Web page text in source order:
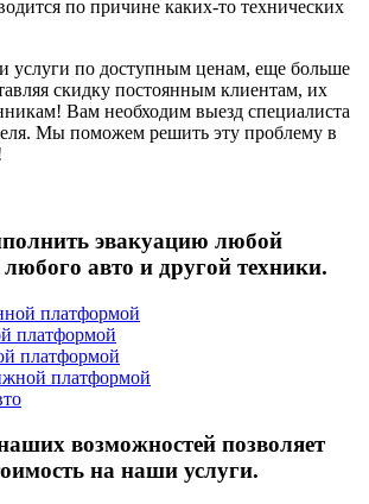
по причине каких-то технических
услуги по доступным ценам, еще больше
скидку постоянным клиентам, их
Вам необходим выезд специалиста
Мы поможем решить эту проблему в
эвакуацию любой
авто и другой техники.
платформой
платформой
платформой
платформой
возможностей позволяет
на наши услуги.